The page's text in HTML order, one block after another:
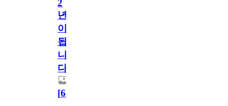
2
년
이
됩
니
다.
[64